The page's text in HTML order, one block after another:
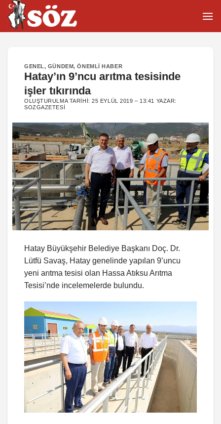
İçeriğe
atla
GENEL, GÜNDEM,ÖNEMLI HABER
Hatay’ın 9’ncu arıtma tesisinde
işler tıkırında
OLUŞTURULMA TARIHI:25 EYLÜL 2019 – 13:41 YAZAR:
SOZGAZETESI
Hatay Büyükşehir Belediye Başkanı Doç. Dr.
Lütfü Savaş, Hatay genelinde yapılan 9’uncu
yeni arıtma tesisi olan Hassa Atıksu Arıtma
Tesisi’nde incelemelerde bulundu.